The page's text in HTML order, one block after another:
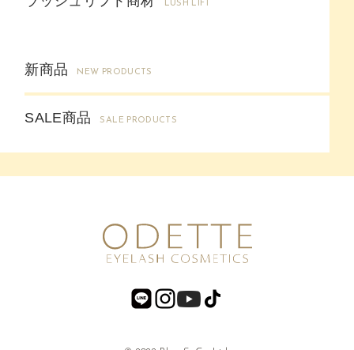
LUSH LIFT
新商品 NEW PRODUCTS
SALE商品 SALE PRODUCTS